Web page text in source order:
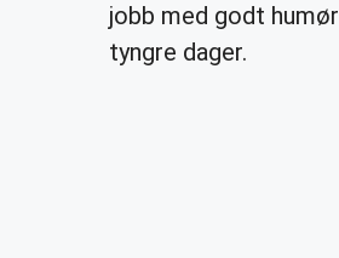
jobb med godt
tyngre dager.